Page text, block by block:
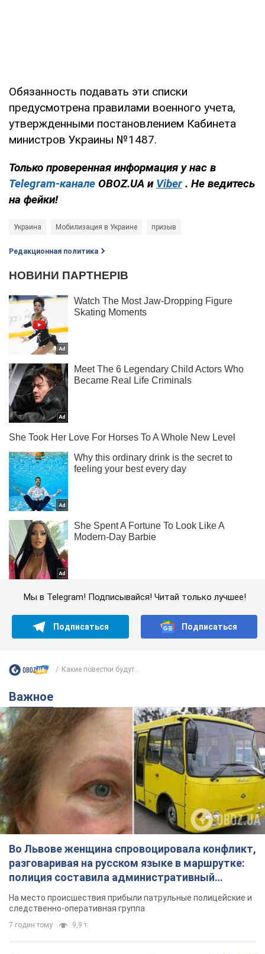
Обязанность подавать эти списки
предусмотрена правилами военного учета,
утвержденными постановлением Кабинета
министров Украины №1487.
Только проверенная информация у нас в
Telegram-канале OBOZ.UA и Viber . Не ведитесь
на фейки!
Украина Мобилизация в Украине призыв
Редакционная политика
Мы в Telegram! Подписывайся! Читай только лучшее!
Подписаться Подписаться
Какие повестки будут...
Важное
Во Львове женщина спровоцировала конфликт,
разговаривая на русском языке в маршрутке:
полиция составила административный
протокол. Видео
На место происшествия прибыли патрульные полицейские и
следственно-оперативная группа
7 годин тому 9,9 т.